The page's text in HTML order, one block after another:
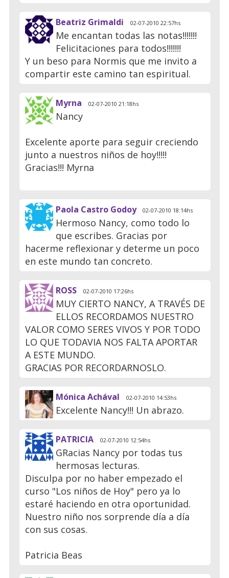
Beatriz Grimaldi 02-07-2010 22:57hs
Me encantan todas las notas!!!!!!!
Felicitaciones para todos!!!!!!!
Y un beso para Normis que me invito a
compartir este camino tan espiritual.
Myrna 02-07-2010 21:18hs
Nancy
Excelente aporte para seguir creciendo
junto a nuestros niños de hoy!!!!!
Gracias!!! Myrna
Paola Castro Godoy 02-07-2010 18:14hs
Hermoso Nancy, como todo lo
que escribes. Gracias por
hacerme reflexionar y determe un poco
en este mundo tan concreto.
ROSS 02-07-2010 17:26hs
MUY CIERTO NANCY, A TRAVÉS DE
ELLOS RECORDAMOS NUESTRO
VALOR COMO SERES VIVOS Y POR TODO
LO QUE TODAVIA NOS FALTA APORTAR
A ESTE MUNDO.
GRACIAS POR RECORDARNOSLO.
Mónica Achával 02-07-2010 14:53hs
Excelente Nancy!!! Un abrazo.
PATRICIA 02-07-2010 12:54hs
GRacias Nancy por todas tus
hermosas lecturas.
Disculpa por no haber empezado el
curso "Los niños de Hoy" pero ya lo
estaré haciendo en otra oportunidad.
Nuestro niño nos sorprende día a día
con sus cosas.
Patricia Beas